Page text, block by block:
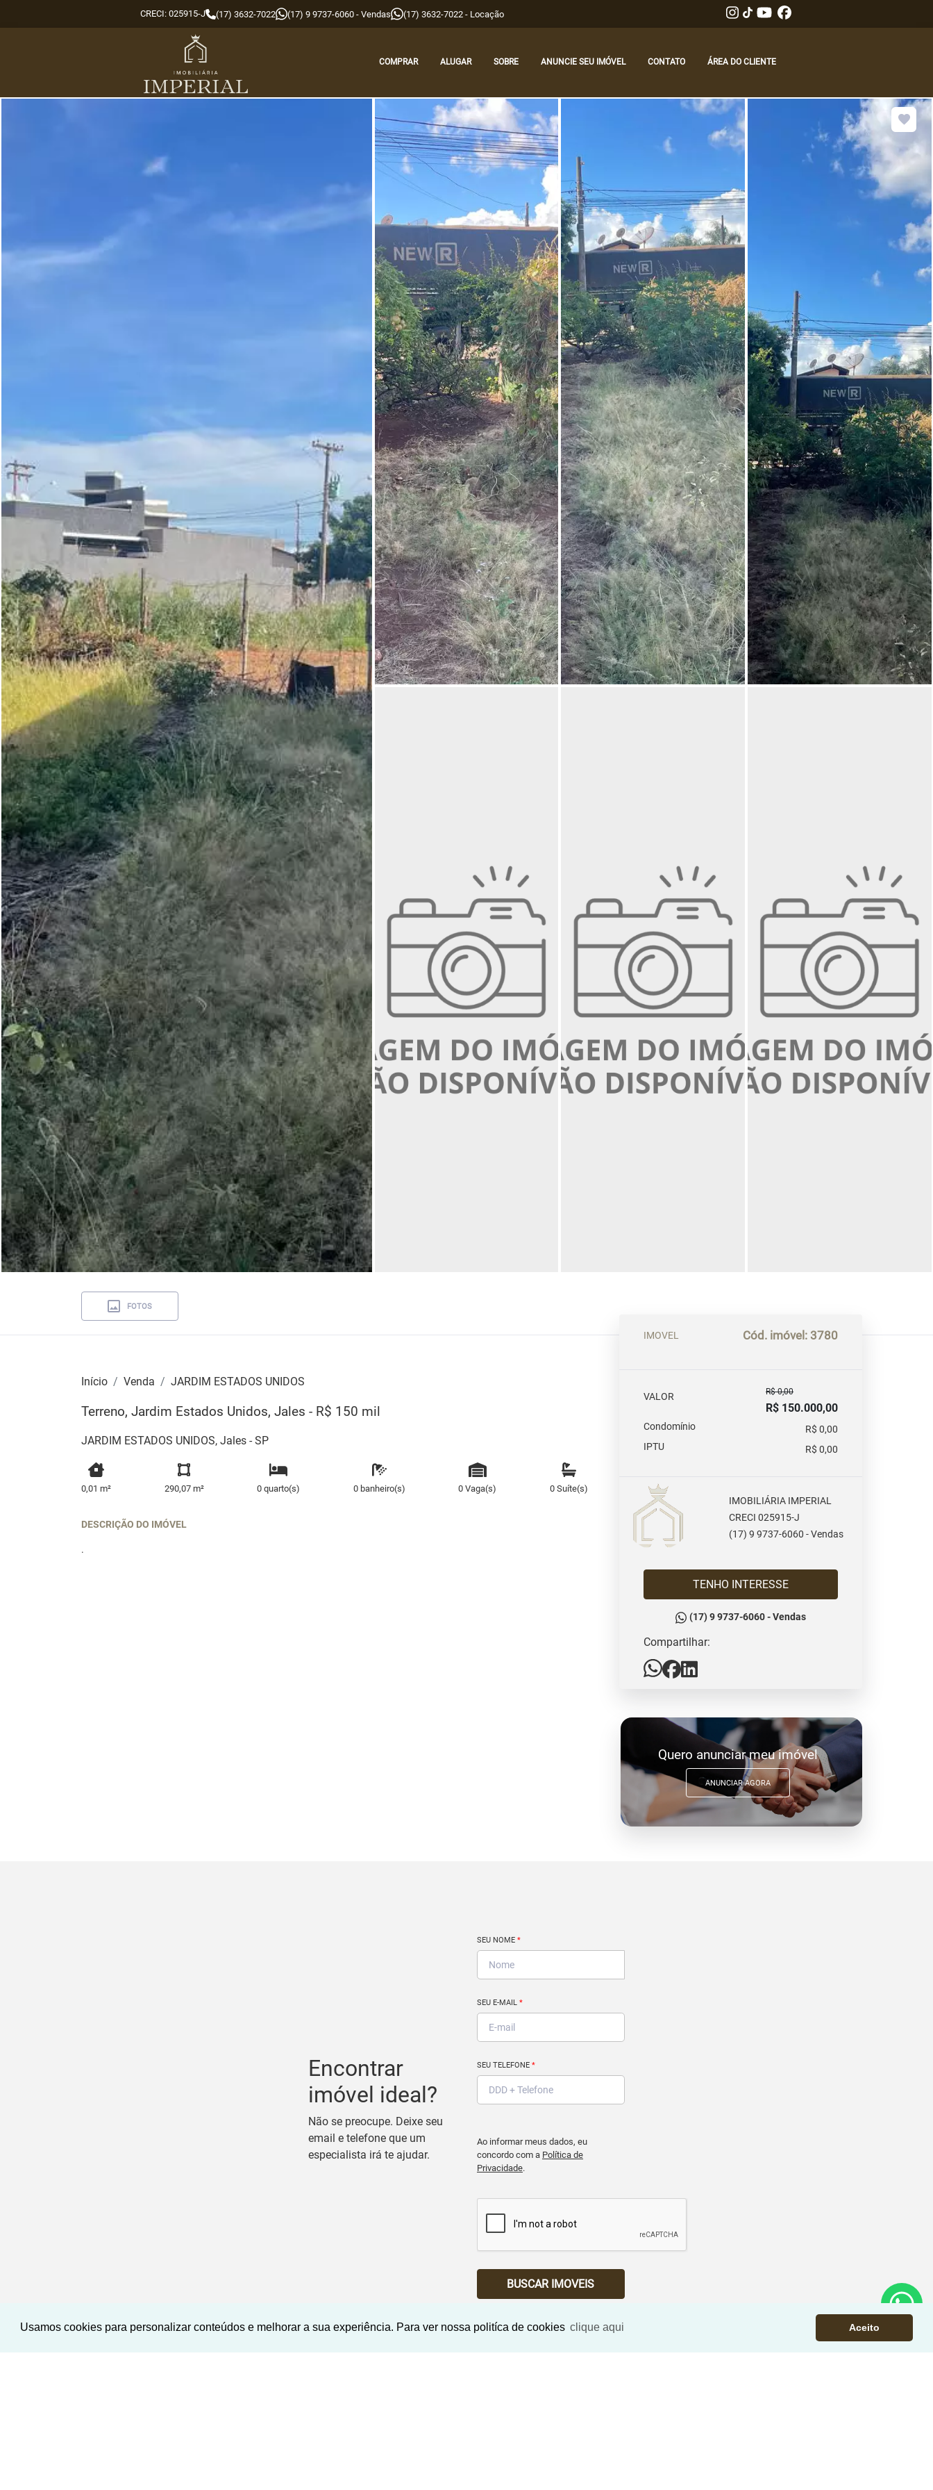
Usamos cookies para personalizar conteúdos e melhorar a sua experiência. Para ver nossa politíca de cookies clique aqui Aceito
CRECI: 025915-J (17) 3632-7022 (17) 9 9737-6060 - Vendas (17) 3632-7022 - Locação
COMPRAR ALUGAR SOBRE ANUNCIE SEU IMÓVEL CONTATO ÁREA DO CLIENTE
FOTOS
Início Venda JARDIM ESTADOS UNIDOS
Terreno, Jardim Estados Unidos, Jales - R$ 150 mil
JARDIM ESTADOS UNIDOS, Jales - SP
0,01 m² 290,07 m² 0 quarto(s) 0 banheiro(s) 0 Vaga(s) 0 Suíte(s)
DESCRIÇÃO DO IMÓVEL
.
IMOVEL Cód. imóvel: 3780
VALOR R$ 0,00
R$ 150.000,00
Condomínio
R$ 0,00
IPTU
R$ 0,00
IMOBILIÁRIA IMPERIAL
CRECI 025915-J
(17) 9 9737-6060 - Vendas
TENHO INTERESSE
(17) 9 9737-6060 - Vendas
Compartilhar:
Quero anunciar meu imóvel
ANUNCIAR AGORA
Encontrar
imóvel ideal?
Não se preocupe. Deixe seu
email e telefone que um
especialista irá te ajudar.
SEU NOME *
SEU E-MAIL *
SEU TELEFONE *
Ao informar meus dados, eu
concordo com a Política de
Privacidade.
BUSCAR IMOVEIS